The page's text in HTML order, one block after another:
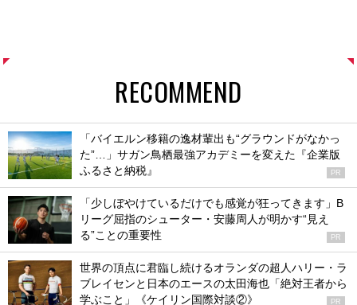
RECOMMEND
「バイエルン移籍の逸材輩出も“グラウンドがなかっ
た”…」サガン鳥栖最強アカデミーを変えた『企業版
ふるさと納税』
PR
「少しぼやけているだけでも感覚が狂ってきます」B
リーグ屈指のシューター・安藤周人が明かす“見え
る”ことの重要性
PR
世界の頂点に君臨し続けるオランダの超人ハリー・ラ
ブレイセンと日本のエースの太田海也「絶対王者から
学ぶこと」《ケイリン国際対談②》
PR